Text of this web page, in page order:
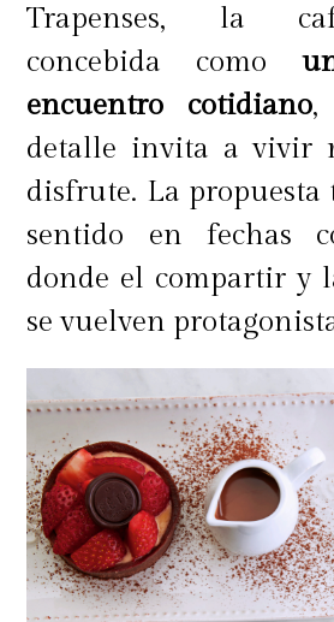
Trapenses, la
concebida como
encuentro cotidiano,
detalle invita a vivir
disfrute. La propuesta
sentido en fechas
donde el compartir y
se vuelven